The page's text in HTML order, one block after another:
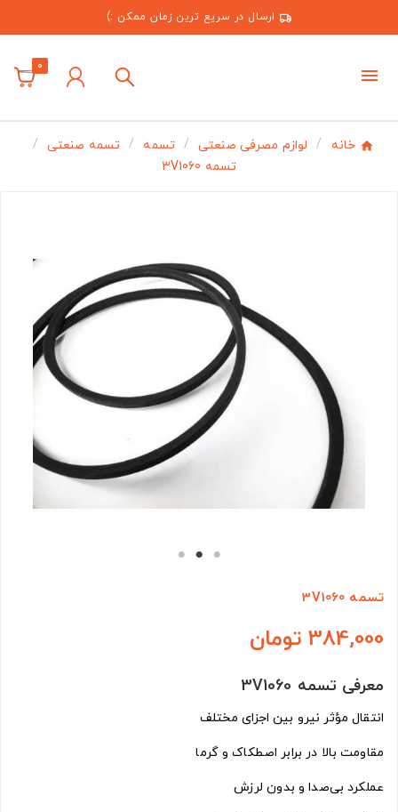
ارسال در سریع ترین زمان ممکن :)
0
خانه لوازم مصرفی صنعتی تسمه
تسمه صنعتی
تسمه 3V1060
تسمه 3V1060
384,000 تومان
معرفی تسمه 3V1060
انتقال مؤثر نیرو بین اجزای مختلف
مقاومت بالا در برابر اصطکاک و گرما
عملکرد بی‌صدا و بدون لرزش